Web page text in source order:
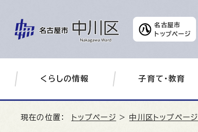
名古屋市
トップページ
くらしの情報 子育て・教育
現在の位置： トップページ > 中川区トップページ